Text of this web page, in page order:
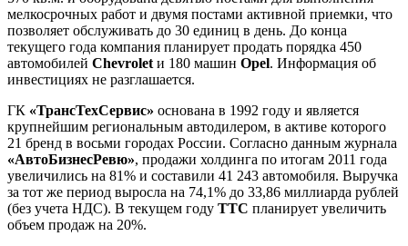
мелкосрочных работ и двумя постами активной приемки, что
позволяет обслуживать до 30 единиц в день. До конца
текущего года компания планирует продать порядка 450
автомобилей Chevrolet и 180 машин Opel. Информация об
инвестициях не разглашается.
ГК «ТрансТехСервис» основана в 1992 году и является
крупнейшим региональным автодилером, в активе которого
21 бренд в восьми городах России. Согласно данным журнала
«АвтоБизнесРевю», продажи холдинга по итогам 2011 года
увеличились на 81% и составили 41 243 автомобиля. Выручка
за тот же период выросла на 74,1% до 33,86 миллиарда рублей
(без учета НДС). В текущем году ТТС планирует увеличить
объем продаж на 20%.